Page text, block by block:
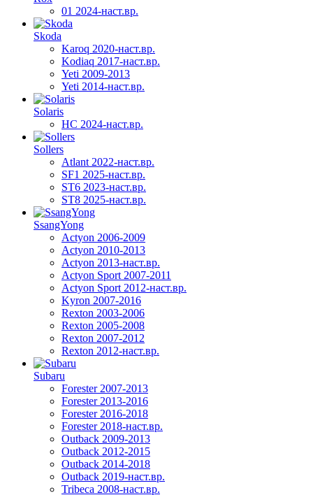
01 2024-наст.вр.
Skoda
Karoq 2020-наст.вр.
Kodiaq 2017-наст.вр.
Yeti 2009-2013
Yeti 2014-наст.вр.
Solaris
HC 2024-наст.вр.
Sollers
Atlant 2022-наст.вр.
SF1 2025-наст.вр.
ST6 2023-наст.вр.
ST8 2025-наст.вр.
SsangYong
Actyon 2006-2009
Actyon 2010-2013
Actyon 2013-наст.вр.
Actyon Sport 2007-2011
Actyon Sport 2012-наст.вр.
Kyron 2007-2016
Rexton 2003-2006
Rexton 2005-2008
Rexton 2007-2012
Rexton 2012-наст.вр.
Subaru
Forester 2007-2013
Forester 2013-2016
Forester 2016-2018
Forester 2018-наст.вр.
Outback 2009-2013
Outback 2012-2015
Outback 2014-2018
Outback 2019-наст.вр.
Tribeca 2008-наст.вр.